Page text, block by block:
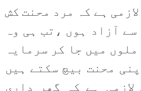
ہے کہ مرد محنت کش
آزاد ہوں ،تب ہی وہ
میں جا کر سرمایہ
محنت بیچ سکتے ہیں